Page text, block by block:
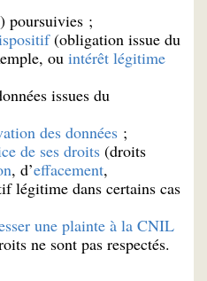
poursuivies ;
(obligation issue du
ou intérêt légitime
issues du
des données ;
de ses droits (droits
, d’effacement,
légitime dans certains cas
une plainte à la CNIL
ne sont pas respectés.